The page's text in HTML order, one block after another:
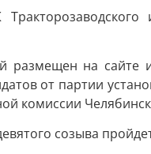
размещен на сайте
от партии
комиссии
созыва